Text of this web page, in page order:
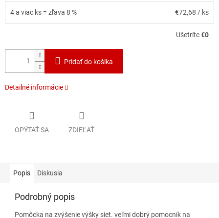
4 a viac ks = zľava 8 % €72,68 / ks
Ušetríte€0
Pridať do košíka
Detailné informácie
OPÝTAŤ SA ZDIEĽAŤ
Popis Diskusia
Podrobný popis
Pomôcka na zvýšenie výšky siet. veľmi dobrý pomocník na